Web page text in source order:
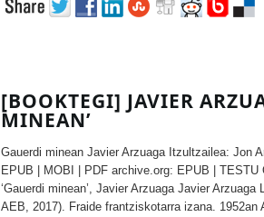
[BOOKTEGI] JAVIER
MINEAN’
Gauerdi minean Javier Arzuaga Itzultzailea: Jon
EPUB | MOBI | PDF archive.org: EPUB | TESTU
‘Gauerdi minean’, Javier Arzuaga Javier
AEB, 2017). Fraide frantziskotarra izana. 1952an